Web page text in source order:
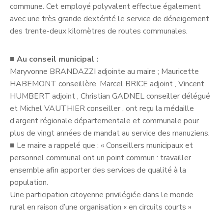
commune. Cet employé polyvalent effectue également
avec une très grande dextérité le service de déneigement
des trente-deux kilomètres de routes communales.
■ Au conseil municipal :
Maryvonne BRANDAZZI adjointe au maire ; Mauricette
HABEMONT conseillère, Marcel BRICE adjoint , Vincent
HUMBERT adjoint , Christian GADNEL conseiller délégué
et Michel VAUTHIER conseiller , ont reçu la médaille
d’argent régionale départementale et communale pour
plus de vingt années de mandat au service des manuziens.
■ Le maire a rappelé que : « Conseillers municipaux et
personnel communal ont un point commun : travailler
ensemble afin apporter des services de qualité à la
population.
Une participation citoyenne privilégiée dans le monde
rural en raison d’une organisation « en circuits courts »